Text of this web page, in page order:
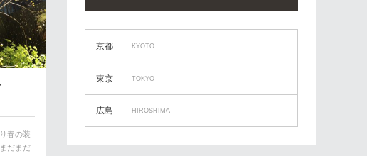
春の装
だまだ
京都 KYOTO
東京 TOKYO
広島 HIROSHIMA